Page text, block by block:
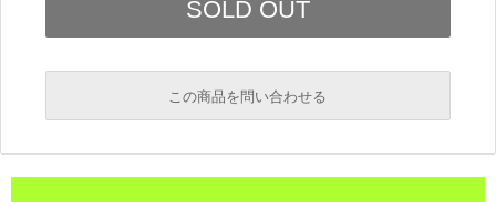
この商品を問い合わせる